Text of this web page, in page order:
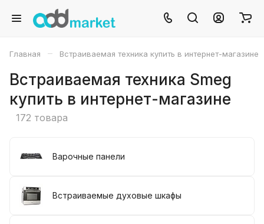
Главная – Встраиваемая техника купить в интернет-магазине
Встраиваемая техника Smeg
купить в интернет-магазине
172 товара
Варочные панели
Встраиваемые духовые шкафы